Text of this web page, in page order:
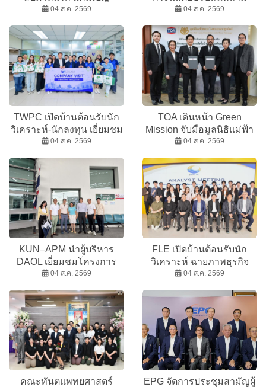
“Bento x SPIDER-MAN:
04 ส.ค. 2569 04 ส.ค. 2569
TWPC เปิดบ้านต้อนรับนัก
วิเคราะห์-นักลงทุน เยี่ยมชม
กิจการ
04 ส.ค. 2569
TOA เดินหน้า Green
Mission จับมือมูลนิธิแม่ฟ้า
หลวงฯ ฟื้นฟูผืนป่า
04 ส.ค. 2569
KUN–APM นำผู้บริหาร
DAOL เยี่ยมชมโครงการ
“ชราสราญ บางขุนเทียน–
04 ส.ค. 2569
FLE เปิดบ้านต้อนรับนัก
วิเคราะห์ ฉายภาพธุรกิจ
ก่อนเข้าเทรด mai
04 ส.ค. 2569
คณะทันตแพทยศาสตร์
EPG จัดการประชุมสามัญผู้